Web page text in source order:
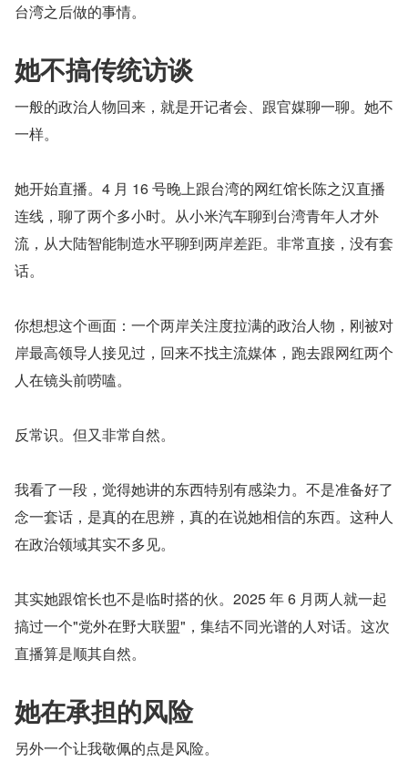
台湾之后做的事情。
她不搞传统访谈
一般的政治人物回来，就是开记者会、跟官媒聊一聊。她不
一样。
她开始直播。4 月 16 号晚上跟台湾的网红馆长陈之汉直播
连线，聊了两个多小时。从小米汽车聊到台湾青年人才外
流，从大陆智能制造水平聊到两岸差距。非常直接，没有套
话。
你想想这个画面：一个两岸关注度拉满的政治人物，刚被对
岸最高领导人接见过，回来不找主流媒体，跑去跟网红两个
人在镜头前唠嗑。
反常识。但又非常自然。
我看了一段，觉得她讲的东西特别有感染力。不是准备好了
念一套话，是真的在思辨，真的在说她相信的东西。这种人
在政治领域其实不多见。
其实她跟馆长也不是临时搭的伙。2025 年 6 月两人就一起
搞过一个"党外在野大联盟"，集结不同光谱的人对话。这次
直播算是顺其自然。
她在承担的风险
另外一个让我敬佩的点是风险。